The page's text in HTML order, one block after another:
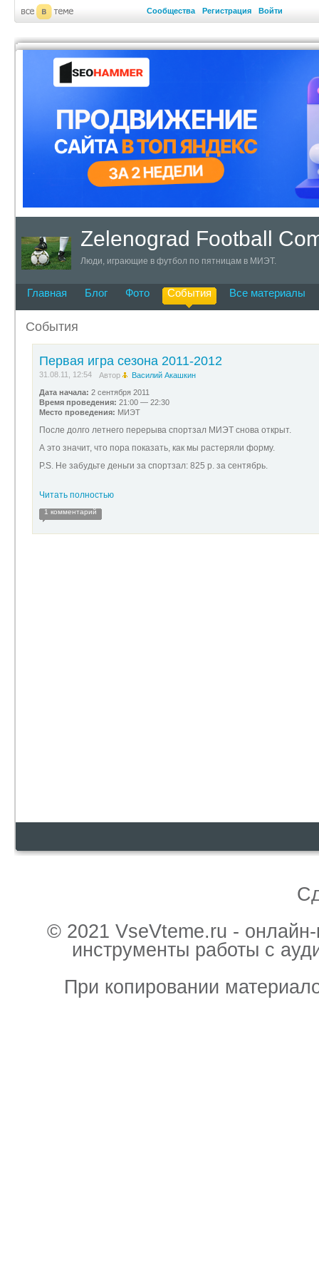
Сообщества Регистрация Войти
Zelenograd Football
Люди, играющие в футбол по пятницам в МИЭТ.
Главная Блог Фото События Все материалы
События
Первая игра сезона 2011-2012
31.08.11, 12:54 Автор
Василий Акашкин
Дата начала: 2 сентября 2011
Время проведения: 21:00 — 22:30
Место проведения: МИЭТ
После долго летнего перерыва спортзал МИЭТ снова открыт.
А это значит, что пора показать, как мы растеряли форму.
P.S. Не забудьте деньги за спортзал: 825 р. за сентябрь.
Читать полностью
1 комментарий
© 2021 VseVteme.ru -
инструменты работы с
При копировании